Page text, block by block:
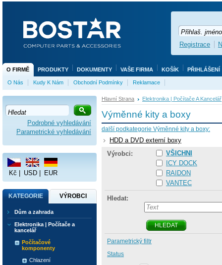
Hlavní Strana Elektronika | Počítače A Kancelář
Výměnné kity a boxy
další podkategorie Výměnné kity a boxy:
HDD a DVD externí boxy
Výrobci:
VŠICHNI
ICY DOCK
RAIDON
VANTEC
Hledat:
HLEDAT
Parametrický filtr
Status
Podrobné vyhledávání
Parametrické vyhledávání
Kč USD EUR
KATEGORIE VÝROBCI
Dům a zahrada
Elektronika | Počítače a
kancelář
Počítačové
komponenty
Chlazení
O FIRMĚ PRODUKTY DOKUMENTY VAŠE FIRMA KOŠÍK PŘIHLÁŠENÍ
O Nás Kudy K Nám Obchodní Podmínky Reklamace
Registrace